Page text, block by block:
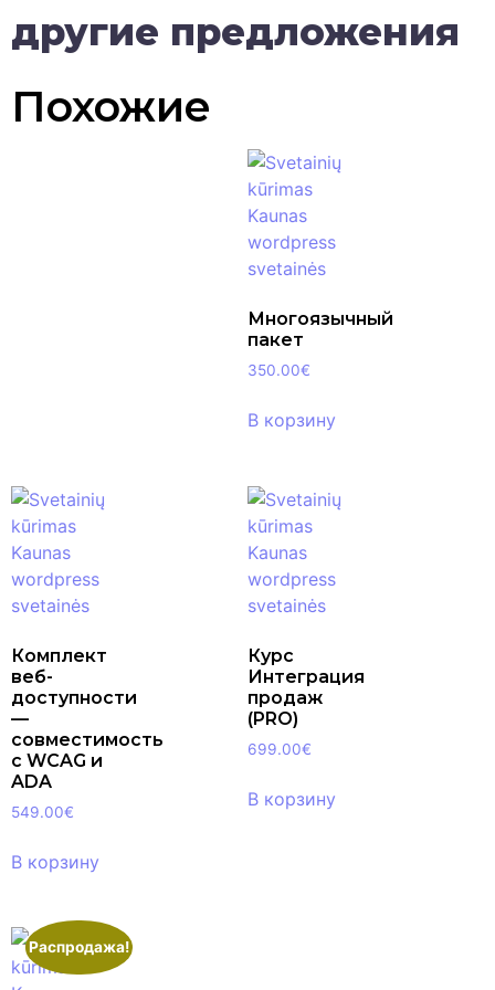
другие предложения
Похожие
Многоязычный
пакет
350.00€
В корзину
Комплект
веб-
доступности
—
совместимость
с WCAG и
ADA
549.00€
В корзину
Курс
Интеграция
продаж
(PRO)
699.00€
В корзину
Распродажа!